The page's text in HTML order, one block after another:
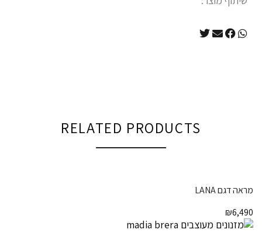
RELATED PRODUCTS
מראה דגם LANA
₪6,490